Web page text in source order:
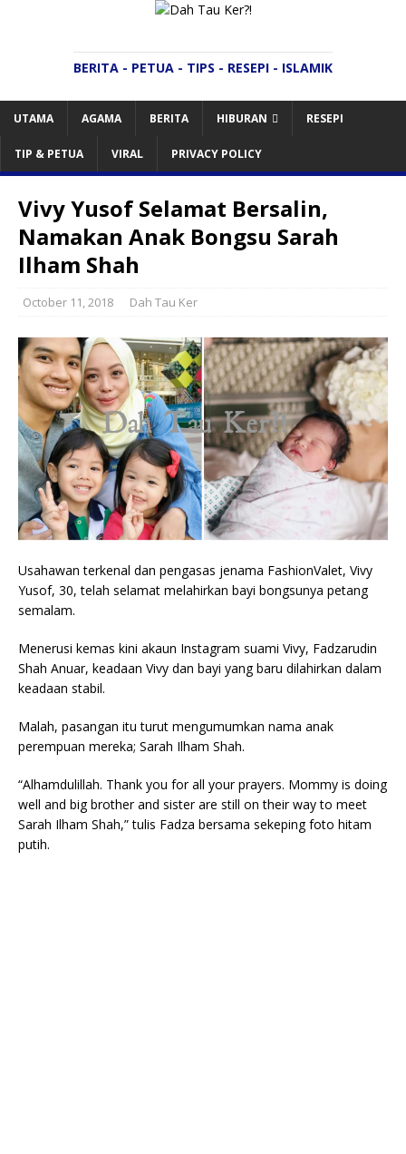
BERITA - PETUA - TIPS - RESEPI - ISLAMIK
UTAMA AGAMA BERITA HIBURAN RESEPI
TIP & PETUA VIRAL PRIVACY POLICY
Vivy Yusof Selamat Bersalin,
Namakan Anak Bongsu Sarah
Ilham Shah
October 11, 2018 Dah Tau Ker
Usahawan terkenal dan pengasas jenama FashionValet, Vivy
Yusof, 30, telah selamat melahirkan bayi bongsunya petang
semalam.
Menerusi kemas kini akaun Instagram suami Vivy, Fadzarudin
Shah Anuar, keadaan Vivy dan bayi yang baru dilahirkan dalam
keadaan stabil.
Malah, pasangan itu turut mengumumkan nama anak
perempuan mereka; Sarah Ilham Shah.
“Alhamdulillah. Thank you for all your prayers. Mommy is doing
well and big brother and sister are still on their way to meet
Sarah Ilham Shah,” tulis Fadza bersama sekeping foto hitam
putih.